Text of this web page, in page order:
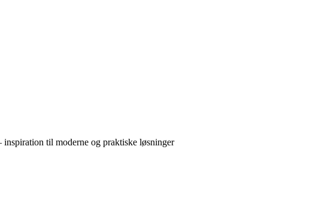
inspiration til moderne og praktiske løsninger